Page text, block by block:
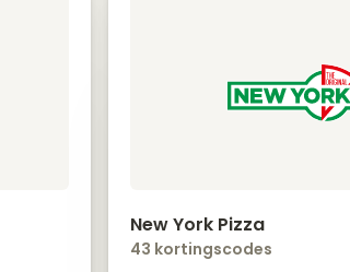
New York Pizza
43 kortingscodes